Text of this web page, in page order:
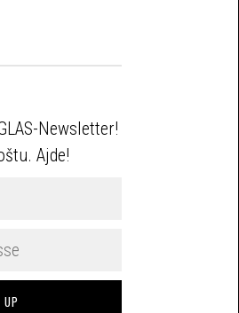
Newsletter!
Ajde!